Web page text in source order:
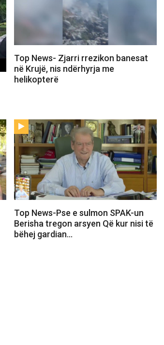
Top News- Zjarri rrezikon banesat
në Krujë, nis ndërhyrja me
helikopterë
Top News-Pse e sulmon SPAK-un
Berisha tregon arsyen Që kur nisi të
bëhej gardian…